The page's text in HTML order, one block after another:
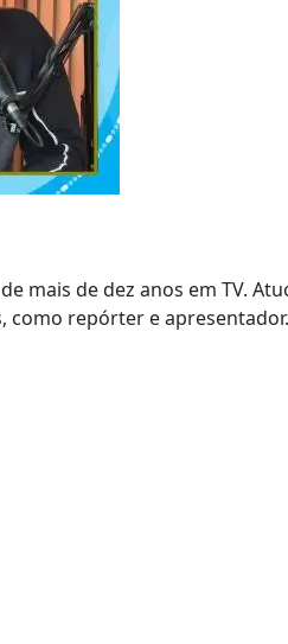
mais de dez anos em TV.
como repórter e